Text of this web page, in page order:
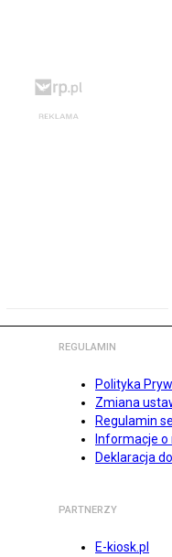
REGULAMIN
Polityka
Zmiana
Regulamin
Informacje
Deklaracja
PARTNERZY
E-kiosk.pl